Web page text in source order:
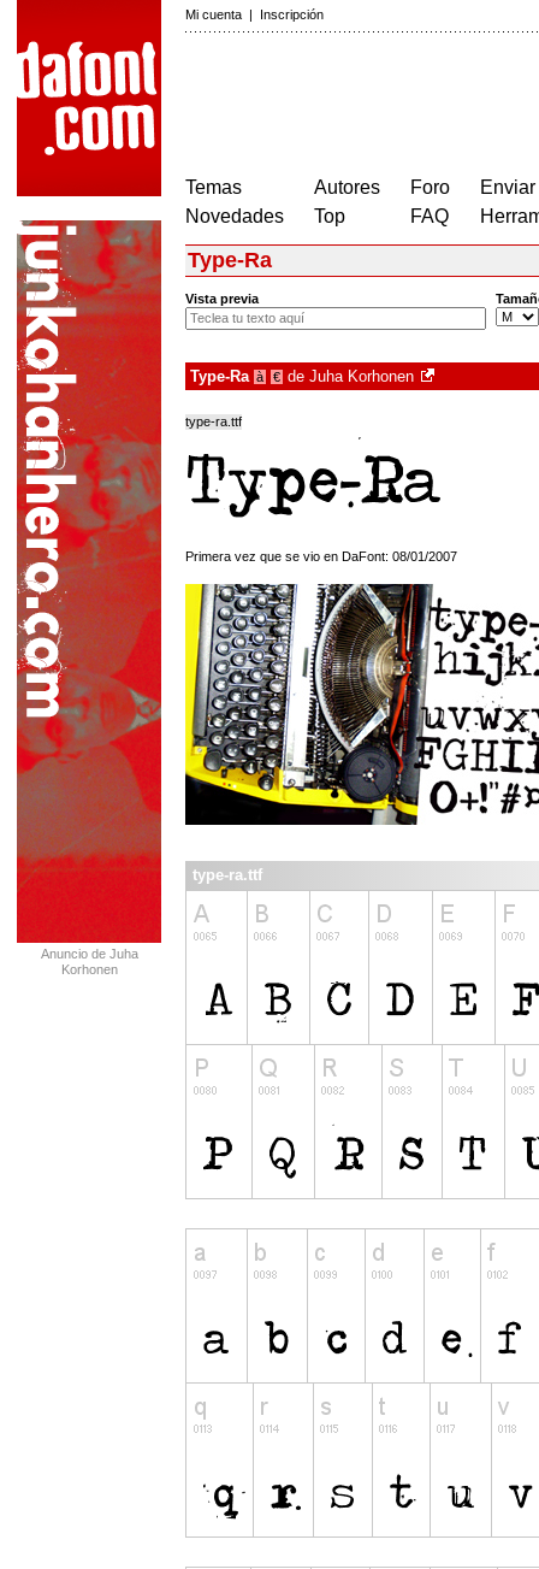
Mi cuenta | Inscripción
Temas
Novedades
Autores
Top
Foro
FAQ
Anuncio de Juha
Korhonen
Type-Ra
Vista previa
Type-Ra à € de Juha Korhonen
type-ra.ttf
Primera vez que se vio en DaFont: 08/01/2007
type-ra.ttf